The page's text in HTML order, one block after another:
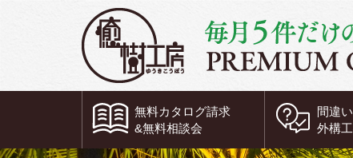
無料カタログ請求
&無料相談会
間違
外構